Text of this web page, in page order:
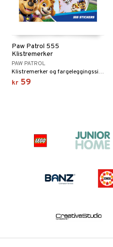
Paw Patrol 555
Klistremerker
PAW PATROL
Klistremerker og fargeleggingssider!
kr 59